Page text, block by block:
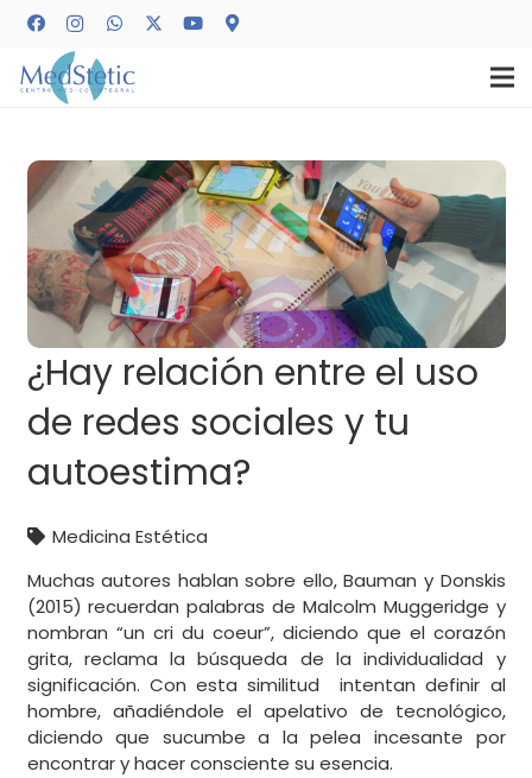
¿Hay relación entre el uso
de redes sociales y tu
autoestima?
Medicina Estética
Muchas autores hablan sobre ello, Bauman y Donskis
(2015) recuerdan palabras de Malcolm Muggeridge y
nombran “un cri du coeur”, diciendo que el corazón
grita, reclama la búsqueda de la individualidad y
significación. Con esta similitud intentan definir al
hombre, añadiéndole el apelativo de tecnológico,
diciendo que sucumbe a la pelea incesante por
encontrar y hacer consciente su esencia.